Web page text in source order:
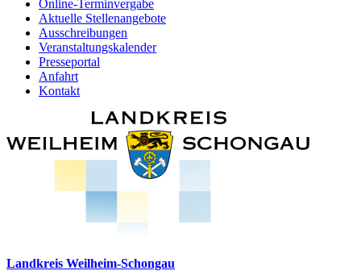
Online-Terminvergabe
Aktuelle Stellenangebote
Ausschreibungen
Veranstaltungskalender
Presseportal
Anfahrt
Kontakt
Landkreis Weilheim-Schongau